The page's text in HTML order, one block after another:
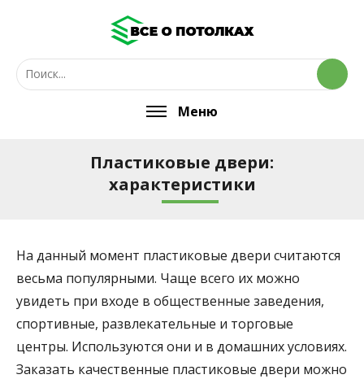
Меню
Пластиковые двери:
характеристики
На данный момент пластиковые двери считаются
весьма популярными. Чаще всего их можно
увидеть при входе в общественные заведения,
спортивные, развлекательные и торговые
центры. Используются они и в домашних условиях.
Заказать качественные пластиковые двери можно